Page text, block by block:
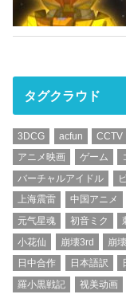
タグクラウド
3DCG acfun CCTV
アニメ映画
ゲーム
バーチャルアイドル
上海震雷
中国アニメ
元气星魂
初音ミク
小花仙
崩壊3rd 崩
日中合作
日本語訳
羅小黒戦記
视美动画